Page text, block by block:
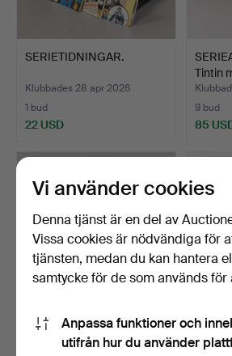
SERIETIDNINGAR.
Klubbades 28 apr 2026
1 bud
22 USD
Tintin
9 bud
85
SERIEALBUM 26 stycken.
Vi använder cookies
Denna tjänst är en del av
Vissa cookies är nödvändiga för
tjänsten, medan du kan hantera
samtycke för de som används för
Anpassa funktioner och
utifrån hur du använder